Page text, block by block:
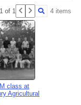
of 1 4 items
class at
Agricultural